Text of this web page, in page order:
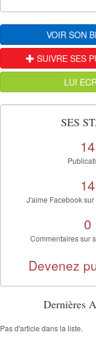
VOIR SON
SUIVRE SES
LUI
SES
14
14
J'aime Facebook
0
Commentaires sur
Devenez
Dernières
Pas d'article dans la liste.